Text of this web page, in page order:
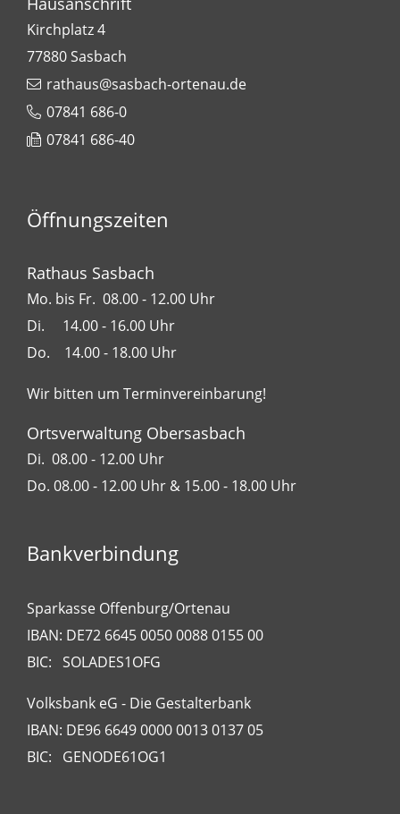
Kirchplatz 4
77880Sasbach
rathaus@sasbach-ortenau.de
07841 686-0
07841 686-40
Öffnungszeiten
Rathaus Sasbach
Mo. bis Fr. 08.00 - 12.00 Uhr
Di. 14.00 - 16.00 Uhr
Do. 14.00 - 18.00 Uhr
Wir bitten um Terminvereinbarung!
Ortsverwaltung Obersasbach
Di. 08.00 - 12.00 Uhr
Do. 08.00 - 12.00 Uhr & 15.00 - 18.00 Uhr
Bankverbindung
Sparkasse Offenburg/Ortenau
IBAN: DE72 6645 0050 0088 0155 00
BIC: SOLADES1OFG
Volksbank eG - Die Gestalterbank
IBAN: DE96 6649 0000 0013 0137 05
BIC: GENODE61OG1